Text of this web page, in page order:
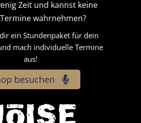
Zeit und kannst keine
wahrnehmen?
ein Stundenpaket für dein
mach individuelle Termine
aus!
besuchen